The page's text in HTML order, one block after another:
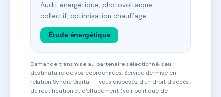
Audit énergétique, photovoltaïque
collectif, optimisation chauffage.
Étude énergétique
Demande transmise au partenaire sélectionné, seul
destinataire de vos coordonnées. Service de mise en
relation Syndic Digital — vous disposez d'un droit d'accès,
de rectification et d'effacement (voir politique de